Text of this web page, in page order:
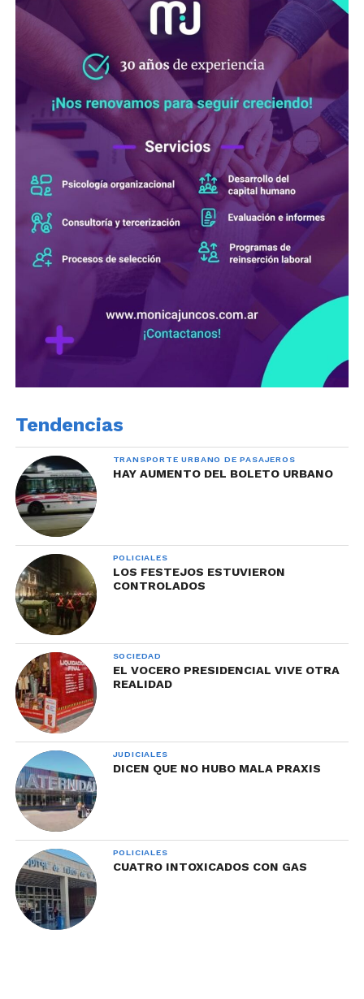
Tendencias
TRANSPORTE URBANO DE PASAJEROS
HAY AUMENTO DEL BOLETO URBANO
POLICIALES
LOS FESTEJOS ESTUVIERON
CONTROLADOS
SOCIEDAD
EL VOCERO PRESIDENCIAL VIVE OTRA
REALIDAD
JUDICIALES
DICEN QUE NO HUBO MALA PRAXIS
POLICIALES
CUATRO INTOXICADOS CON GAS